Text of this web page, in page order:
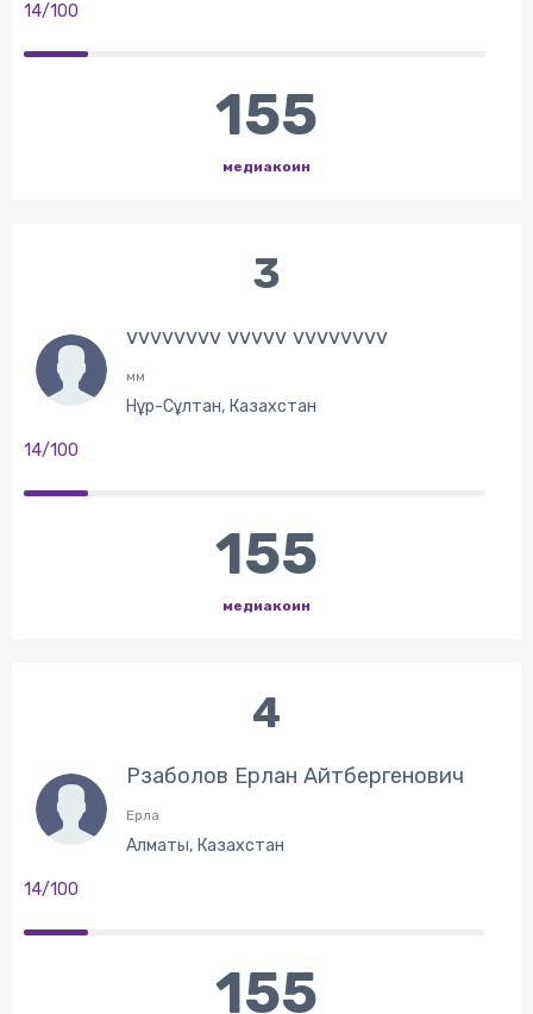
14/100
155
медиакоин
3
vvvvvvvv vvvvv vvvvvvvv
мм
Нұр-Сұлтан, Казахстан
14/100
155
медиакоин
4
Рзаболов Ерлан Айтбергенович
Ерла
Алматы, Казахстан
14/100
155